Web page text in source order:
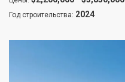
Год строительства: 2024